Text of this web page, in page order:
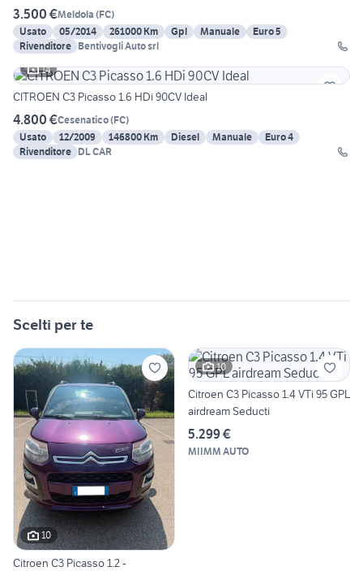
3.500 €Meldola (FC)
Usato
05/2014 261000 Km Gpl Manuale
Euro 5
Rivenditore Bentivogli Auto srl
14
CITROEN C3 Picasso 1.6 HDi 90CV Ideal
4.800 €Cesenatico(FC)
Usato
12/2009 146800 Km Diesel Manuale
Euro 4
Rivenditore DL CAR
Scelti per te
10
Citroen C3 Picasso 1.2 -
10
Citroen C3 Picasso 1.4 VTi 95 GPL
airdream Seducti
5.299 €
MIIMM AUTO